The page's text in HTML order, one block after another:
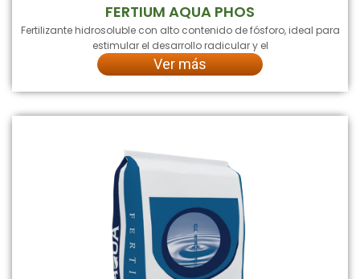
FERTIUM AQUA PHOS
Fertilizante hidrosoluble con alto contenido de fósforo, ideal para
estimular el desarrollo radicular y el
Ver más